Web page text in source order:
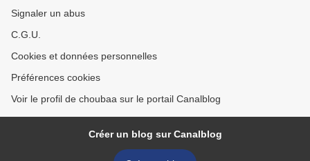
Signaler un abus
C.G.U.
Cookies et données personnelles
Préférences cookies
Voir le profil de choubaa sur le portail Canalblog
Créer un blog sur Canalblog